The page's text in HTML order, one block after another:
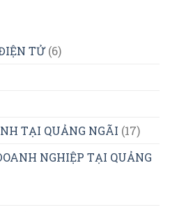
TỬ(6)
TẠI QUẢNG NGÃI (17)
NGHIỆP TẠI QUẢNG